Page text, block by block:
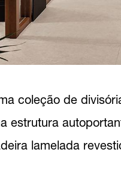
coleção de
estrutura
lamelada